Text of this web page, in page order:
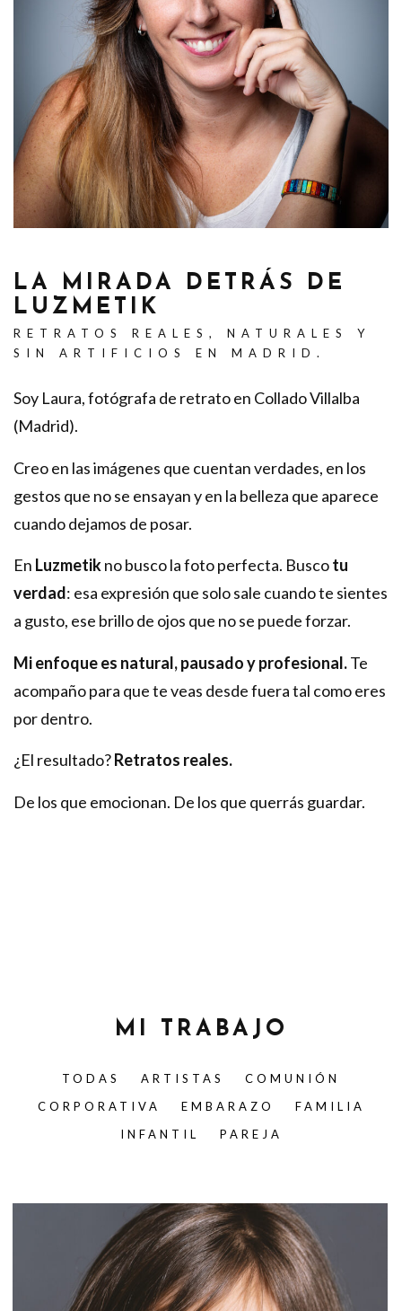
LA MIRADA DETRÁS DE
LUZMETIK
RETRATOS REALES, NATURALES Y
SIN ARTIFICIOS EN MADRID.
Soy Laura, fotógrafa de retrato en Collado Villalba
(Madrid).
Creo en las imágenes que cuentan verdades, en los
gestos que no se ensayan y en la belleza que aparece
cuando dejamos de posar.
En Luzmetikno busco la foto perfecta. Buscotu
verdad: esa expresión que solo sale cuando te sientes
a gusto, ese brillo de ojos que no se puede forzar.
Mi enfoque es natural, pausado y profesional.Te
acompaño para que te veas desde fuera tal como eres
por dentro.
¿El resultado?Retratos reales.
De los que emocionan. De los que querrás guardar.
MI TRABAJO
TODAS ARTISTAS
COMUNIÓN
CORPORATIVA
EMBARAZO
FAMILIA
INFANTIL
PAREJA